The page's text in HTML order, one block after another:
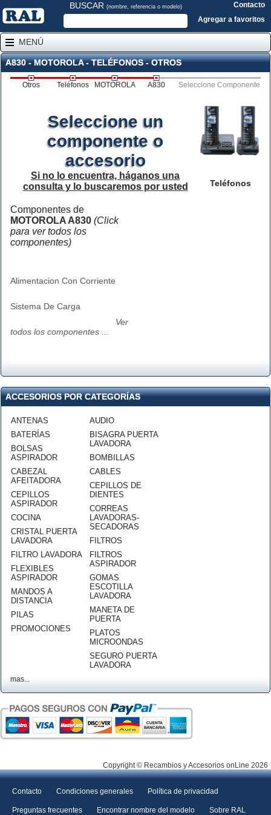
BUSCAR (nombre, referencia o modelo)
Contacto
Agregar a favoritos
MENÚ
A830 - MOTOROLA - TELÉFONOS - OTROS
Otros Teléfonos MOTOROLA A830 Seleccione Componente
Teléfonos
Seleccione un
componente o
accesorio
Si no lo encuentra, háganos una
consulta y lo buscaremos por usted
Componentes de
MOTOROLA A830 (Click
para ver todos los
componentes)
Alimentacion Con Corriente
Sistema De Carga
Ver
todos los componentes ...
ACCESORIOS POR CATEGORÍAS
ANTENAS
BATERÍAS
BOLSAS
ASPIRADOR
CABEZAL
AFEITADORA
CEPILLOS
ASPIRADOR
COCINA
CRISTAL PUERTA
LAVADORA
FILTRO LAVADORA
FLEXIBLES
ASPIRADOR
MANDOS A
DISTANCIA
PILAS
PROMOCIONES
AUDIO
BISAGRA PUERTA
LAVADORA
BOMBILLAS
CABLES
CEPILLOS DE
DIENTES
CORREAS
LAVADORAS-
SECADORAS
FILTROS
FILTROS
ASPIRADOR
GOMAS
ESCOTILLA
LAVADORA
MANETA DE
PUERTA
PLATOS
MICROONDAS
SEGURO PUERTA
LAVADORA
mas...
Copyright © Recambios y Accesorios onLine 2026
Contacto Condiciones generales Política de privacidad
Preguntas frecuentes Encontrar nombre del modelo Sobre RAL